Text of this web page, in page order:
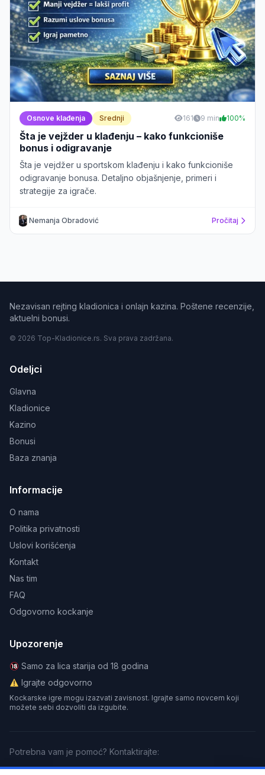
Osnove klađenja Srednji 161 9 min 100%
Šta je vejžder u klađenju – kako funkcioniše
bonus i odigravanje
Šta je vejdžer u sportskom klađenju i kako funkcioniše
odigravanje bonusa. Detaljno objašnjenje, primeri i
strategije za igrače.
Nemanja Obradović Pročitaj
Nezavisan rejting kladionica i onlajn kazina. Poštene recenzije,
aktuelni bonusi.
© 2026 Top-Kladionice.rs. Sva prava zadržana.
Odeljci
Glavna
Kladionice
Kazino
Bonusi
Baza znanja
Informacije
O nama
Politika privatnosti
Uslovi korišćenja
Kontakt
Nas tim
FAQ
Odgovorno kockanje
Upozorenje
Samo za lica starija od 18 godina
Igrajte odgovorno
Kockarske igre mogu izazvati zavisnost. Igrajte samo novcem koji
možete sebi dozvoliti da izgubite.
Potrebna vam je pomoć? Kontaktirajte:
GamCareBeGambleAwareGamblers Anonymous